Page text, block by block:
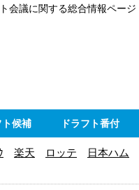
会議に関する総合情報ページ
ト候補 ドラフト番付
楽天 ロッテ 日本ハム